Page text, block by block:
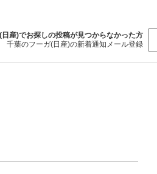
産)でお探しの投稿が見つからなかった方
千葉のフーガ(日産)の新着通知メール登録